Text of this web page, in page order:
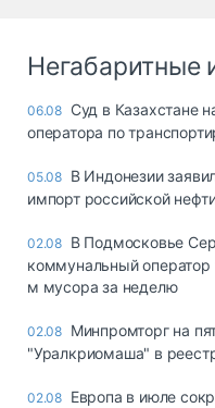
Негабаритные
06.08 Суд в Казахстане
оператора по
05.08 В Индонезии
импорт российской
02.08 В Подмосковье
коммунальный оператор
м мусора за неделю
02.08 Минпромторг на
"Уралкриомаша" в
02.08 Европа в июле